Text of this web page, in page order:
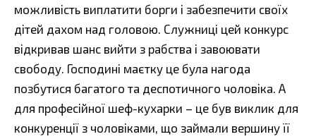
можливість виплатити борги і забезпечити своїх
дітей дахом над головою. Служниці цей конкурс
відкривав шанс вийти з рабства і завоювати
свободу. Господині маєтку це була нагода
позбутися багатого та деспотичного чоловіка. А
для професійної шеф-кухарки – це був виклик для
конкуренції з чоловіками, що займали вершину її